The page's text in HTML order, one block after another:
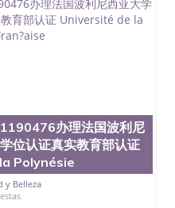
大学学历（ San Jose
大学学历（San Jose
大学学历（San Jose
San Jose State
位证（San Jose State
位证（San Jose State
位证（San Jose State
San Jose State
San Jose State
办理法国波利尼
位认证真实教育部认证
Polynésie
y Belleza